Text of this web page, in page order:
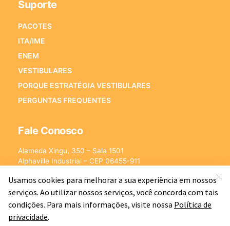
Suporte
PACOTES
ITA/IME
ENEM
VESTIBULARES
PORQUE ESTRATÉGIA VESTIBULARES
PERGUNTAS FREQUENTES
Fale Conosco
Alameda Xingu, 350 – Sala 1501
Alphaville Industrial – CEP 06455-911
E-mail:[email protected]
©2026 - Estratégia Vestibulares - Cursos Online para Vestibulares.